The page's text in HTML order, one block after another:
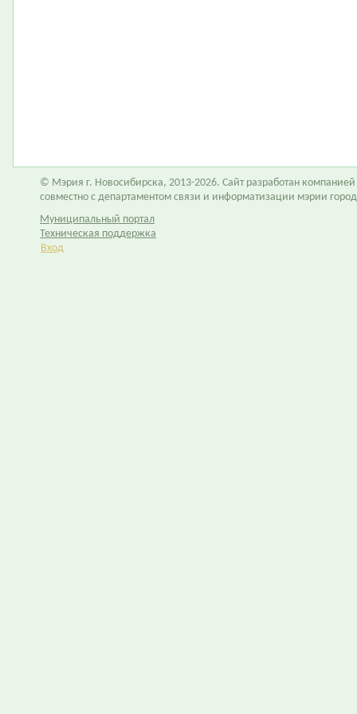
© Мэрия г. Новосибирска, 2013-2026. Сайт разработан компанией
совместно с департаментом связи и информатизации мэрии
Муниципальный портал
Техническая поддержка
Вход